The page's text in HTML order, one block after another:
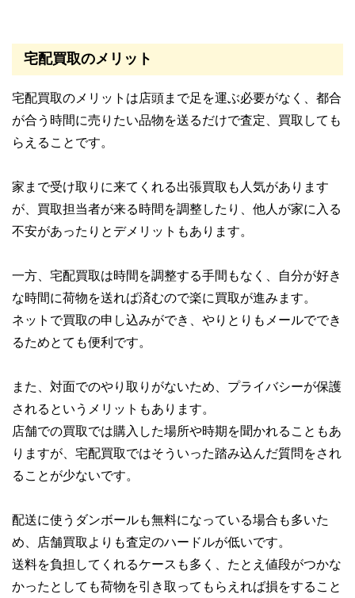
宅配買取のメリット
宅配買取のメリットは店頭まで足を運ぶ必要がなく、都合
が合う時間に売りたい品物を送るだけで査定、買取しても
らえることです。
家まで受け取りに来てくれる出張買取も人気があります
が、買取担当者が来る時間を調整したり、他人が家に入る
不安があったりとデメリットもあります。
一方、宅配買取は時間を調整する手間もなく、自分が好き
な時間に荷物を送れば済むので楽に買取が進みます。
ネットで買取の申し込みができ、やりとりもメールででき
るためとても便利です。
また、対面でのやり取りがないため、プライバシーが保護
されるというメリットもあります。
店舗での買取では購入した場所や時期を聞かれることもあ
りますが、宅配買取ではそういった踏み込んだ質問をされ
ることが少ないです。
配送に使うダンボールも無料になっている場合も多いた
め、店舗買取よりも査定のハードルが低いです。
送料を負担してくれるケースも多く、たとえ値段がつかな
かったとしても荷物を引き取ってもらえれば損をすること